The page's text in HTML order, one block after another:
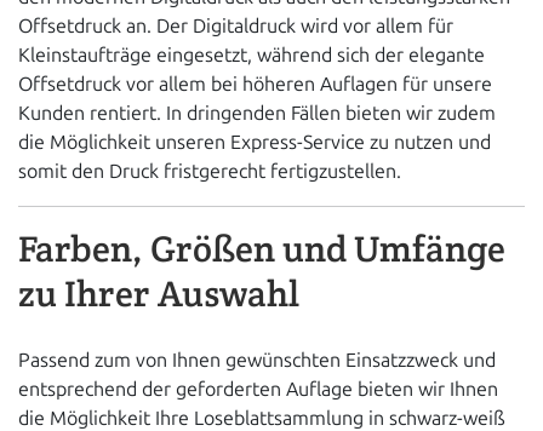
Offsetdruck an. Der Digitaldruck wird vor allem für
Kleinstaufträge eingesetzt, während sich der elegante
Offsetdruck vor allem bei höheren Auflagen für unsere
Kunden rentiert. In dringenden Fällen bieten wir zudem
die Möglichkeit unseren Express-Service zu nutzen und
somit den Druck fristgerecht fertigzustellen.
Farben, Größen und Umfänge
zu Ihrer Auswahl
Passend zum von Ihnen gewünschten Einsatzzweck und
entsprechend der geforderten Auflage bieten wir Ihnen
die Möglichkeit Ihre Loseblattsammlung in schwarz-weiß